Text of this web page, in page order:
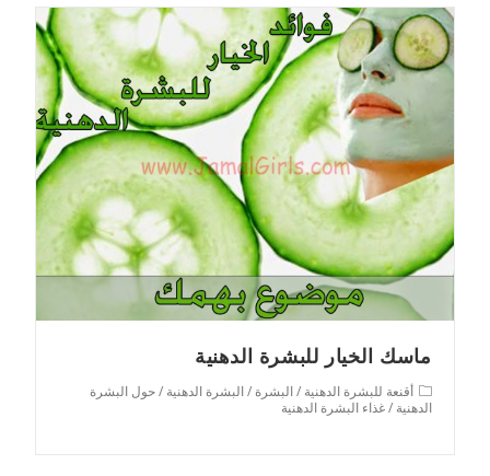
ماسك الخيار للبشرة الدهنية
Post
category:
أقنعة للبشرة الدهنية / البشرة / البشرة الدهنية / حول البشرة
الدهنية / غذاء البشرة الدهنية